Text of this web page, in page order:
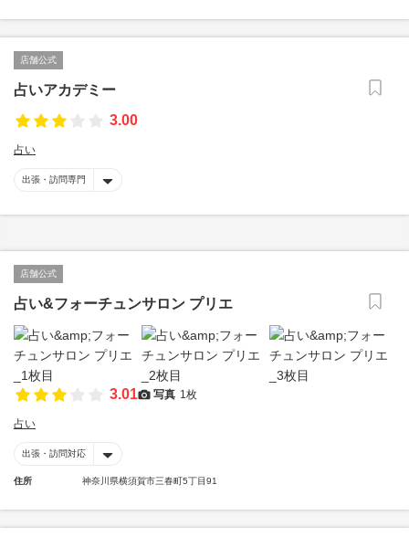
店舗公式
占いアカデミー
3.00
占い
出張・訪問専門
店舗公式
占い&フォーチュンサロン プリエ
3.01 写真 1枚
占い
出張・訪問対応
住所 神奈川県横須賀市三春町5丁目91